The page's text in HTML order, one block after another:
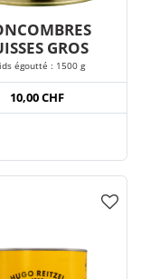
GROS
égoutté : 1500 g
10,00 CHF